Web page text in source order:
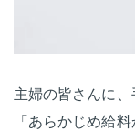
主婦の皆さんに、
「あらかじめ給